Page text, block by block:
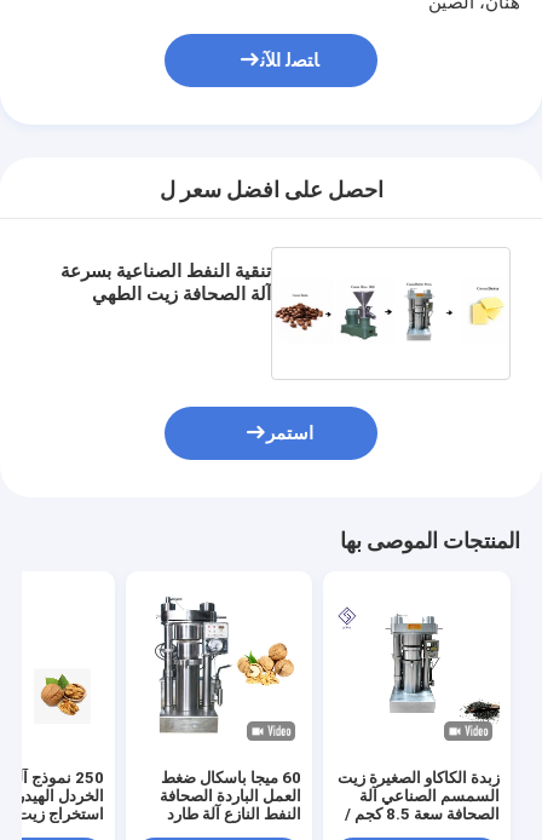
ﺎﺘﺼﻟ ﺍﻶﻧ
احصل على افضل سعر ل
تنقية النفط الصناعية بسرعة
آلة الصحافة زيت الطهي
استمر
المنتجات الموصى بها
زبدة الكاكاو الصغيرة زيت
السمسم الصناعي آلة
الصحافة سعة 8.5 كجم /
60 ميجا باسكال ضغط
العمل الباردة الصحافة
النفط النازع آلة طارد
250 نموذج
الخردل
استخراج زيت